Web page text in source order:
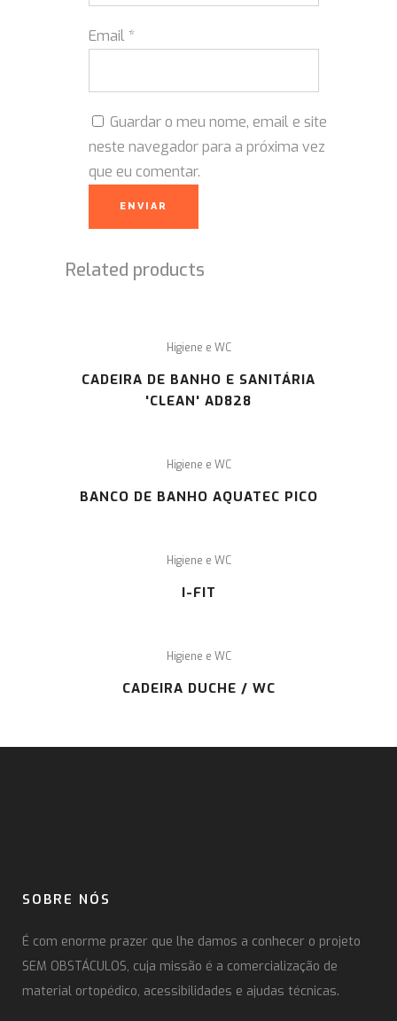
Email *
Guardar o meu nome, email e site
neste navegador para a próxima vez
que eu comentar.
Related products
Higiene e WC
CADEIRA DE BANHO E SANITÁRIA
'CLEAN' AD828
Higiene e WC
BANCO DE BANHO AQUATEC PICO
Higiene e WC
I-FIT
Higiene e WC
CADEIRA DUCHE / WC
SOBRE NÓS
É com enorme prazer que lhe damos a conhecer o projeto
SEM OBSTÁCULOS, cuja missão é a comercialização de
material ortopédico, acessibilidades e ajudas técnicas.